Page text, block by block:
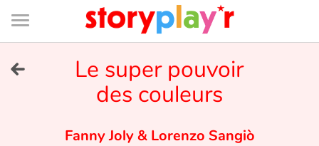
Connexion
Bibliothèque
de
page
Try for free
Le super pouvoir
des couleurs
Fanny Joly&Lorenzo Sangiò